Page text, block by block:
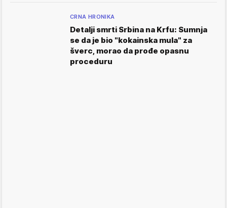
CRNA HRONIKA
Detalji smrti Srbina na Krfu: Sumnja
se da je bio "kokainska mula" za
šverc, morao da prođe opasnu
proceduru